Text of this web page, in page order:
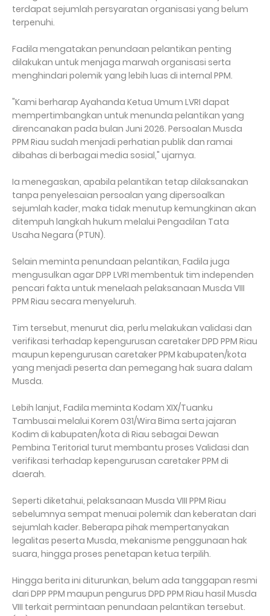
terdapat sejumlah persyaratan organisasi yang belum
terpenuhi.
Fadila mengatakan penundaan pelantikan penting
dilakukan untuk menjaga marwah organisasi serta
menghindari polemik yang lebih luas di internal PPM.
"Kami berharap Ayahanda Ketua Umum LVRI dapat
mempertimbangkan untuk menunda pelantikan yang
direncanakan pada bulan Juni 2026. Persoalan Musda
PPM Riau sudah menjadi perhatian publik dan ramai
dibahas di berbagai media sosial," ujarnya.
Ia menegaskan, apabila pelantikan tetap dilaksanakan
tanpa penyelesaian persoalan yang dipersoalkan
sejumlah kader, maka tidak menutup kemungkinan akan
ditempuh langkah hukum melalui Pengadilan Tata
Usaha Negara (PTUN).
Selain meminta penundaan pelantikan, Fadila juga
mengusulkan agar DPP LVRI membentuk tim independen
pencari fakta untuk menelaah pelaksanaan Musda VIII
PPM Riau secara menyeluruh.
Tim tersebut, menurut dia, perlu melakukan validasi dan
verifikasi terhadap kepengurusan caretaker DPD PPM Riau
maupun kepengurusan caretaker PPM kabupaten/kota
yang menjadi peserta dan pemegang hak suara dalam
Musda.
Lebih lanjut, Fadila meminta Kodam XIX/Tuanku
Tambusai melalui Korem 031/Wira Bima serta jajaran
Kodim di kabupaten/kota di Riau sebagai Dewan
Pembina Teritorial turut membantu proses Validasi dan
verifikasi terhadap kepengurusan caretaker PPM di
daerah.
Seperti diketahui, pelaksanaan Musda VIII PPM Riau
sebelumnya sempat menuai polemik dan keberatan dari
sejumlah kader. Beberapa pihak mempertanyakan
legalitas peserta Musda, mekanisme penggunaan hak
suara, hingga proses penetapan ketua terpilih.
Hingga berita ini diturunkan, belum ada tanggapan resmi
dari DPP PPM maupun pengurus DPD PPM Riau hasil Musda
VIII terkait permintaan penundaan pelantikan tersebut.